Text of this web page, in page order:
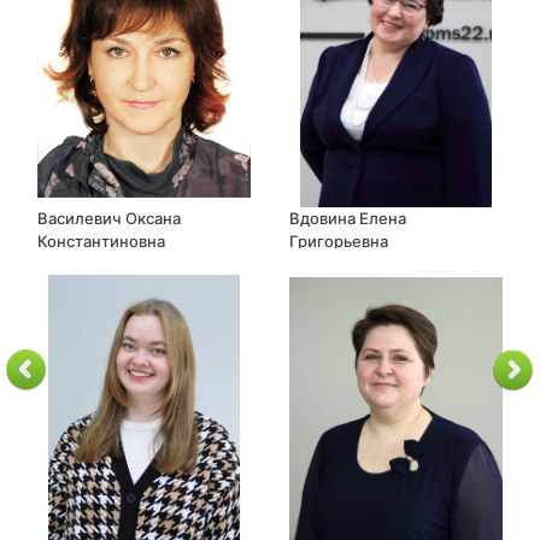
Василевич Оксана
Константиновна
Вдовина Елена
Григорьевна